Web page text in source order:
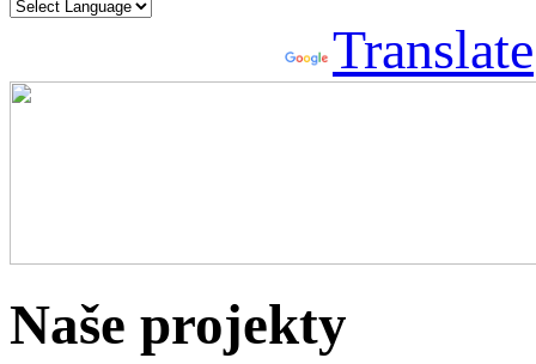
Translate
Naše projekty